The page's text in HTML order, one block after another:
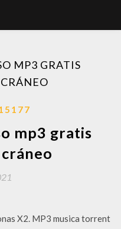
MP3 GRATIS
mp3 gratis
X2. MP3 musica torrent